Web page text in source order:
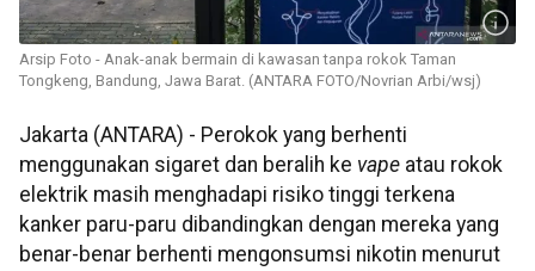
Arsip Foto - Anak-anak bermain di kawasan tanpa rokok Taman
Tongkeng, Bandung, Jawa Barat. (ANTARA FOTO/Novrian Arbi/wsj)
Jakarta (ANTARA) - Perokok yang berhenti
menggunakan sigaret dan beralih ke vape atau rokok
elektrik masih menghadapi risiko tinggi terkena
kanker paru-paru dibandingkan dengan mereka yang
benar-benar berhenti mengonsumsi nikotin menurut